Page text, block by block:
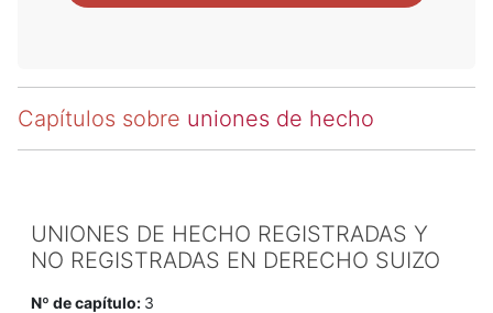
Capítulos sobre uniones de hecho
UNIONES DE HECHO REGISTRADAS Y
NO REGISTRADAS EN DERECHO SUIZO
Nº de capítulo: 3